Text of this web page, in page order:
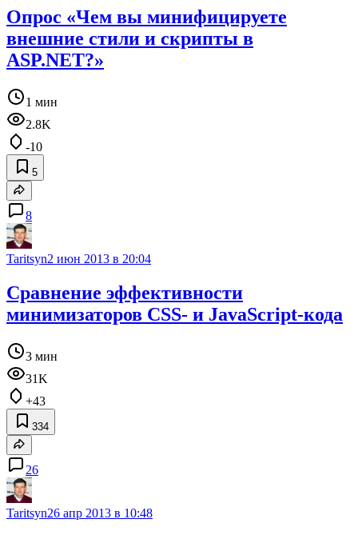
Опрос «Чем вы минифицируете
внешние стили и скрипты в
ASP.NET?»
1 мин
2.8K
-10
5
8
Taritsyn2 июн 2013 в 20:04
Сравнение эффективности
минимизаторов CSS- и JavaScript-кода
3 мин
31K
+43
334
26
Taritsyn26 апр 2013 в 10:48